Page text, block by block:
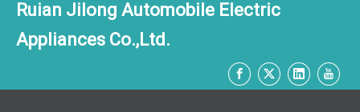
Ruian Jilong Automobile Electric
Appliances Co.,Ltd.